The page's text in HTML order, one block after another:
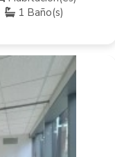
1 Baño(s)